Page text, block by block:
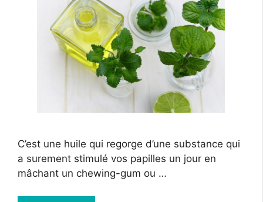
C’est une huile qui regorge d’une substance qui
a surement stimulé vos papilles un jour en
mâchant un chewing-gum ou …